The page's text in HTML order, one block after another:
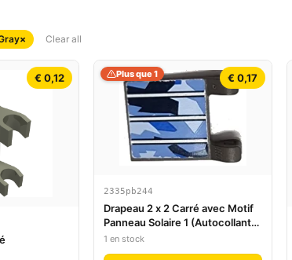
× Clear all
€ 0,12 € 0,17
Plus que 1
2335pb244
Drapeau 2 x 2 Carré avec Motif
Panneau Solaire 1 (Autocollant) -
Ensemble 7469
1 en stock